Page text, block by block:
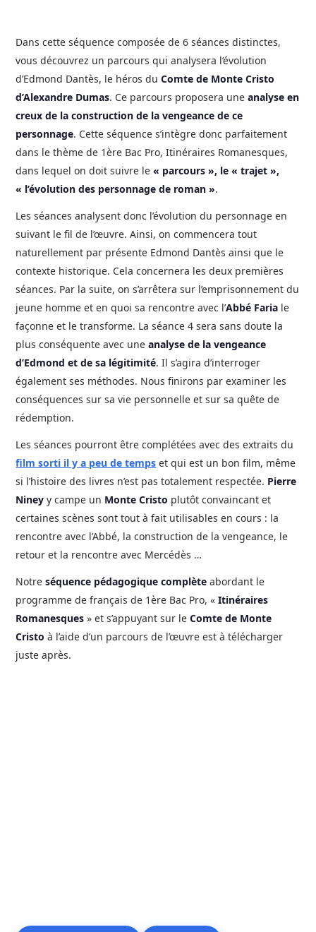
Dans cette séquence composée de 6 séances distinctes,
vous découvrez un parcours qui analysera l’évolution
d’Edmond Dantès, le héros duComte de Monte Cristo
d’Alexandre Dumas. Ce parcours proposera uneanalyse en
creux de la construction de la vengeance de ce
personnage. Cette séquence s’intègre donc parfaitement
dans le thème de 1ère Bac Pro, Itinéraires Romanesques,
dans lequel on doit suivre le« parcours », le « trajet »,
« l’évolution des personnage de roman ».
Les séances analysent donc l’évolution du personnage en
suivant le fil de l’œuvre. Ainsi, on commencera tout
naturellement par présente Edmond Dantès ainsi que le
contexte historique. Cela concernera les deux premières
séances. Par la suite, on s’arrêtera sur l’emprisonnement du
jeune homme et en quoi sa rencontre avec l’Abbé Faria le
façonne et le transforme. La séance 4 sera sans doute la
plus conséquente avec uneanalyse de la vengeance
d’Edmond et de sa légitimité. Il s’agira d’interroger
également ses méthodes. Nous finirons par examiner les
conséquences sur sa vie personnelle et sur sa quête de
rédemption.
Les séances pourront être complétées avec des extraits du
film sorti il y a peu de temps et qui est un bon film, même
si l’histoire des livres n’est pas totalement respectée. Pierre
Niney y campe un Monte Cristo plutôt convaincant et
certaines scènes sont tout à fait utilisables en cours : la
rencontre avec l’Abbé, la construction de la vengeance, le
retour et la rencontre avec Mercédès …
Notreséquence pédagogique complète abordant le
programme de français de 1ère Bac Pro, «Itinéraires
Romanesques » et s’appuyant sur leComte de Monte
Cristo à l’aide d’un parcours de l’œuvre est à télécharger
juste après.